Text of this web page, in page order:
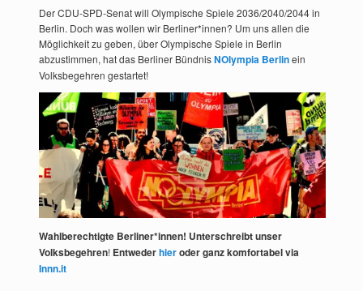
Der CDU-SPD-Senat will Olympische Spiele 2036/2040/2044 in
Berlin. Doch was wollen wir Berliner*innen? Um uns allen die
Möglichkeit zu geben, über Olympische Spiele in Berlin
abzustimmen, hat das Berliner BündnisNOlympia Berlinein
Volksbegehren gestartet!
Wahlberechtigte Berliner*innen! Unterschreibt unser
Volksbegehren! Entwederhieroder ganz komfortabel via
Innn.it